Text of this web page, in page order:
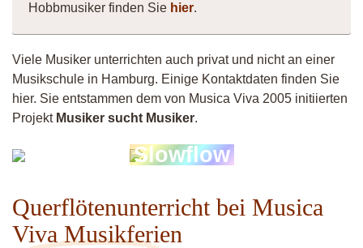
Hobbmusiker finden Sie hier.
Viele Musiker unterrichten auch privat und nicht an einer
Musikschule in Hamburg. Einige Kontaktdaten finden Sie
hier. Sie entstammen dem von Musica Viva 2005 initiierten
Projekt Musiker sucht Musiker.
Slowflow
Querflötenunterricht bei Musica
Viva Musikferien